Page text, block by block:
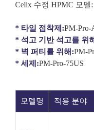
Celix 수정 HPMC 모델:
* 타일 접착제:PM-Pro-
* 석고 기반 석고를 위
* 벽 퍼티를 위해:PM-
* 세제:PM-Pro-75US
모델명 적용 분야